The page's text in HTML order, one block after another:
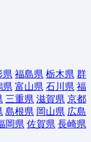
県 福島県 栃木県 群
県 富山県 石川県 福
三重県 滋賀県 京都
島根県 岡山県 広島
岡県 佐賀県 長崎県